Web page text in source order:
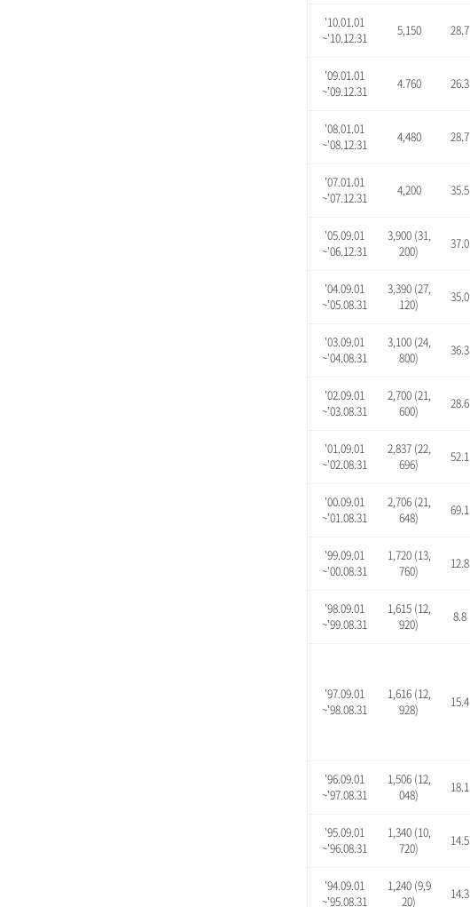
'10.01.01
~'10.12.31
5,150 28.7
'09.01.01
~'09.12.31
4.760 26.3
'08.01.01
~'08.12.31
4,480 28.7
'07.01.01
~'07.12.31
4,200 35.5
'05.09.01
~'06.12.31
3,900 (31,
200)
37.0
'04.09.01
~'05.08.31
3,390 (27,
120)
35.0
'03.09.01
~'04.08.31
3,100 (24,
800)
36.3
'02.09.01
~'03.08.31
2,700 (21,
600)
28.6
'01.09.01
~'02.08.31
2,837 (22,
696)
52.1
'00.09.01
~'01.08.31
2,706 (21,
648)
69.1
'99.09.01
~'00.08.31
1,720 (13,
760)
12.8
'98.09.01
~'99.08.31
1,615 (12,
920)
8.8
'97.09.01
~'98.08.31
1,616 (12,
928)
15.4
'96.09.01
~'97.08.31
1,506 (12,
048)
18.1
'95.09.01
~'96.08.31
1,340 (10,
720)
14.5
'94.09.01
~'95.08.31
1,240 (9,9
20)
14.3